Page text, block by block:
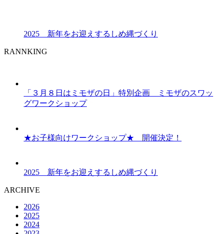
2025 新年をお迎えするしめ縄づくり
RANNKING
「３月８日はミモザの日」特別企画 ミモザのスワッ
グワークショップ
★お子様向けワークショップ★ 開催決定！
2025 新年をお迎えするしめ縄づくり
ARCHIVE
2026
2025
2024